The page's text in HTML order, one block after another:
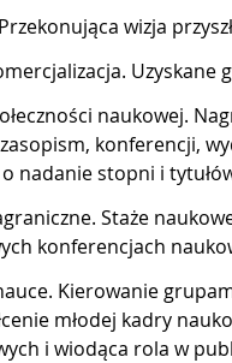
wizja
naukowej.
konferencji,
nadanie stopni i
Staże
konferencjach
Kierowanie
młodej kadry
i wiodąca rola w